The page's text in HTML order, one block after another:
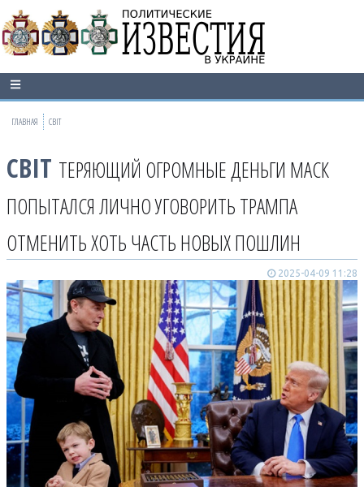
ГЛАВНАЯ СВІТ
СВІТ ТЕРЯЮЩИЙ ОГРОМНЫЕ ДЕНЬГИ МАСК
ПОПЫТАЛСЯ ЛИЧНО УГОВОРИТЬ ТРАМПА
ОТМЕНИТЬ ХОТЬ ЧАСТЬ НОВЫХ ПОШЛИН
2025-04-09 11:28